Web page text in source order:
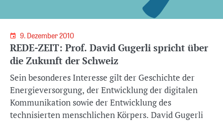
9. Dezember 2010
REDE-ZEIT: Prof. David Gugerli spricht über
die Zukunft der Schweiz
Sein besonderes Interesse gilt der Geschichte der
Energieversorgung, der Entwicklung der digitalen
Kommunikation sowie der Entwicklung des
technisierten menschlichen Körpers. David Gugerli